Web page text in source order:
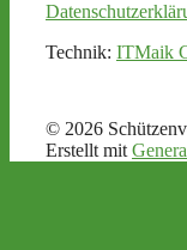
Technik: ITMaik
© 2026
Erstellt mit